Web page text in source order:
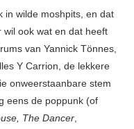
in wilde moshpits, en dat
ook wat en dat heeft
van Yannick Tönnes,
Y Carrion, de lekkere
onweerstaanbare stem
eens de poppunk (of
The Dancer,